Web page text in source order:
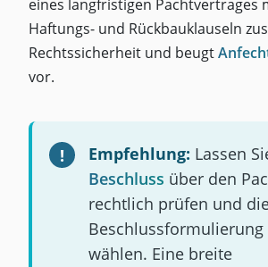
eines langfristigen Pachtvertrages
Haftungs- und Rückbauklauseln
Rechtssicherheit und beugt
vor.
Empfehlung: Lassen
Beschluss über den
rechtlich prüfen und
wählen. Eine breite